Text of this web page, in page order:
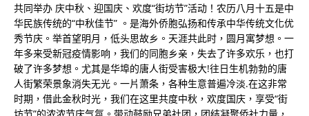
共同举办 庆中秋、迎国庆、欢度“街坊节”活动！农历八月十五是中
华民族传统的“中秋佳节” 。是海外侨胞弘扬和传承中华传统文化优
秀节庆。举首望明月，低头思故乡。天涯共此时，圆月寓梦想。一
年多来受新冠疫情影响，我们的同胞乡亲，失去了许多欢乐，也打
破了许多梦想。尤其是华埠的唐人街受害极大!往日生机勃勃的唐
人街繁荣景象消失无光。一片萧条，各种生意普遍冷淡.在这非常
时期，借此金秋时光，我们在这里共度中秋，欢度国庆，享受“街